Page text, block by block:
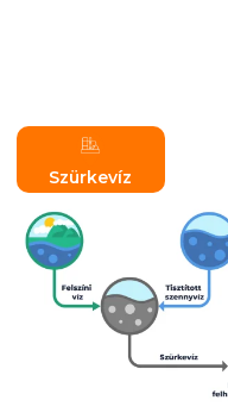
Szürkevíz